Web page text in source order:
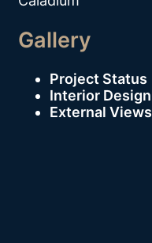
Gallery
Project Status
Interior Design
External Views